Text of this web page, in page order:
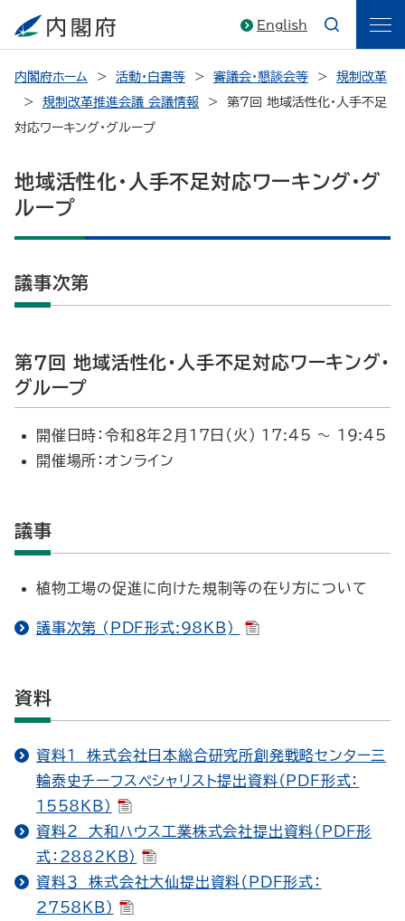
English
内閣府ホーム 活動・白書等 審議会・懇談会等
規制改革
規制改革推進会議 会議情報
第７回 地域活性化・人手不足
対応ワーキング・グループ
地域活性化・人手不足対応ワーキング・グ
ループ
議事次第
第７回 地域活性化・人手不足対応ワーキング・
グループ
開催日時：令和８年２月17日（火） 17:45 ～ 19:45
開催場所：オンライン
議事
植物工場の促進に向けた規制等の在り方について
議事次第 (PDF形式:98KB)
資料
資料１ 株式会社日本総合研究所創発戦略センター三
輪泰史チーフスペシャリスト提出資料（PDF形式：
1558KB）
資料２ 大和ハウス工業株式会社提出資料（PDF形
式：2882KB）
資料３ 株式会社大仙提出資料（PDF形式：
2758KB）